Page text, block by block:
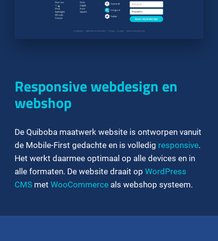
Responsive webdesign en
webshop
De Quiboba maatwerk website is ontworpen vanuit
de Mobile-First gedachte en is volledig responsive.
Het werkt daarmee optimaal op alle devices en in
alle formaten. De website draait op WordPress
CMS met WooCommerce als webshop systeem.